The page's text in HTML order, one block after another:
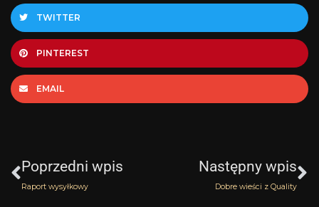
TWITTER
PINTEREST
EMAIL
Poprzedni wpis
Raport wysyłkowy
Następny wpis
Dobre wieści z Quality